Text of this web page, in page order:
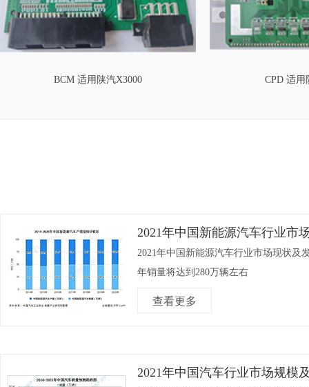
BCM 适用陕汽X3000 CPD 适用
2021年中国新能源汽车行业市场现状及发展前景分析未来5年销量将达到280万辆左
2021年中国新能源汽车行业市场现状及
年销量将达到280万辆左右
查看更多
2021年中国汽车行业市场规模及发展前景分